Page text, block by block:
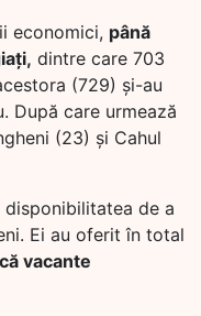
economici, până
dintre care 703
(729) și-au
După care urmează
(23) și Cahul
de a
Ei au oferit în total
vacante